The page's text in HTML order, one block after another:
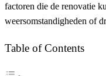
factoren die de renovatie
weersomstandigheden of
Table of Contents